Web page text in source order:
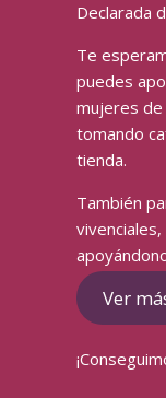
Declarada
Te
puedes
mujeres
tomando
tienda.
También
Ver